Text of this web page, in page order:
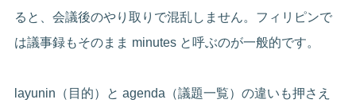
ると、会議後のやり取りで混乱しません。フィリピンで
は議事録もそのまま minutes と呼ぶのが一般的です。
layunin（目的）と agenda（議題一覧）の違いも押さえ